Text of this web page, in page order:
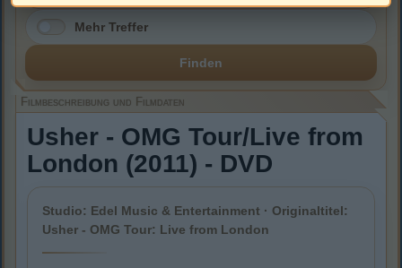
Mehr Treffer
Finden
Filmbeschreibung und Filmdaten
Usher - OMG Tour/Live from
London (2011) - DVD
Studio: Edel Music & Entertainment · Originaltitel:
Usher - OMG Tour: Live from London